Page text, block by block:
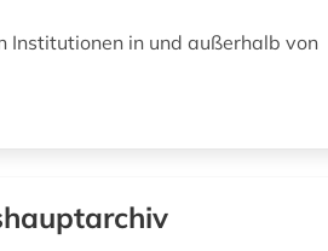
Institutionen in und außerhalb von